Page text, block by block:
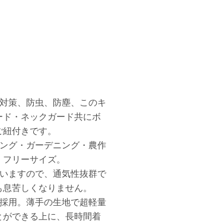
策、防虫、防塵、このキ
・ネックガード共にボ
付きです。
グ・ガーデニング・農作
リーサイズ。
ますので、通気性抜群で
苦しくなりません。
用。薄手の生地で超軽量
できる上に、長時間着